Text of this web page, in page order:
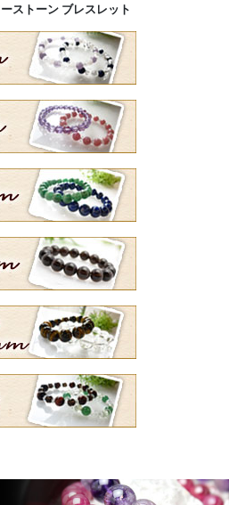
ストーン ブレスレット